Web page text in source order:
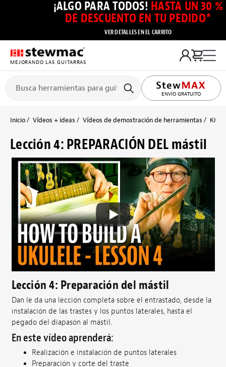
¡ALGO PARA TODOS! HASTA UN 30 %
DE DESCUENTO EN TU PEDIDO*
VER DETALLES EN EL CARRITO
MEJORANDO LAS GUITARRAS
ENVÍO GRATUITO
Inicio Vídeos + ideas Vídeos de demostración de herramientas Kits
Lección 4: PREPARACIÓN DEL mástil
Lección 4: Preparación del mástil
Dan le da una lección completa sobre el entrastado, desde la
instalación de las trastes y los puntos laterales, hasta el
pegado del diapasón al mástil.
En este vídeo aprenderá:
Realización e instalación de puntos laterales
Preparación y corte del traste